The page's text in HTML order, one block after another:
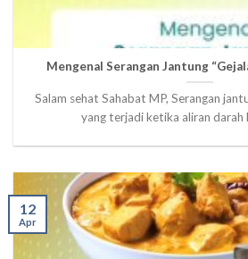
Mengenal Serangan Jantung
Salam sehat Sahabat MP, Serangan
yang terjadi ketika aliran darah
12
Apr